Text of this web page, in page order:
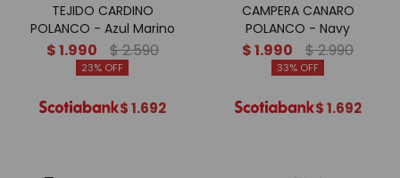
TEJIDO CARDINO
POLANCO - Azul Marino
$1.990 $2.590
23
$1.692
CAMPERA CANARO
POLANCO - Navy
$1.990 $2.990
33
$1.692